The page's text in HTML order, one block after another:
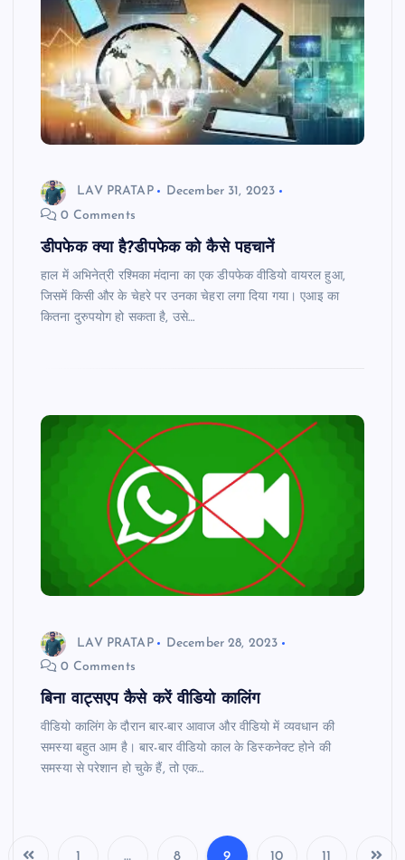
LAV PRATAP
December 31, 2023
0 Comments
डीपफेक क्या है?डीपफेक को कैसे पहचानें
हाल में अभिनेत्री रश्मिका मंदाना का एक डीपफेक वीडियो वायरल हुआ,
जिसमें किसी और के चेहरे पर उनका चेहरा लगा दिया गया। एआइ का
कितना दुरुपयोग हो सकता है, उसे…
LAV PRATAP
December 28, 2023
0 Comments
बिना वाट्सएप कैसे करें वीडियो कालिंग
वीडियो कालिंग के दौरान बार-बार आवाज और वीडियो में व्यवधान की
समस्या बहुत आम है। बार-बार वीडियो काल के डिस्कनेक्ट होने की
समस्या से परेशान हो चुके हैं, तो एक…
1 … 8 9 10 11